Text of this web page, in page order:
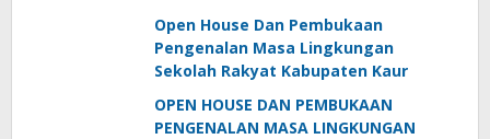
Open House Dan Pembukaan
Pengenalan Masa Lingkungan
Sekolah Rakyat Kabupaten Kaur
OPEN HOUSE DAN PEMBUKAAN
PENGENALAN MASA LINGKUNGAN